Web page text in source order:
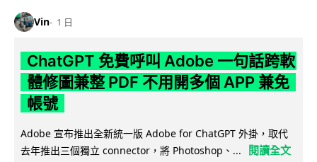
Vin 1 日
ChatGPT 免費呼叫 Adobe 一句話跨軟
體修圖兼整 PDF 不用開多個 APP 兼免
帳號
Adobe 宣布推出全新統一版 Adobe for ChatGPT 外掛，取代
去年推出三個獨立 connector，將 Photoshop、...
閱讀全文